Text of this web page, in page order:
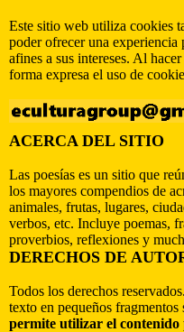
Este sitio web utiliza cookies
poder ofrecer una
afines a sus intereses. Al
forma expresa el uso de
ACERCA DEL SITIO
Las poesías es un sitio que
los mayores compendios de
animales, frutas, lugares,
verbos, etc. Incluye poemas,
proverbios, reflexiones y
DERECHOS DE
Todos los derechos
texto en pequeños
permite utilizar el